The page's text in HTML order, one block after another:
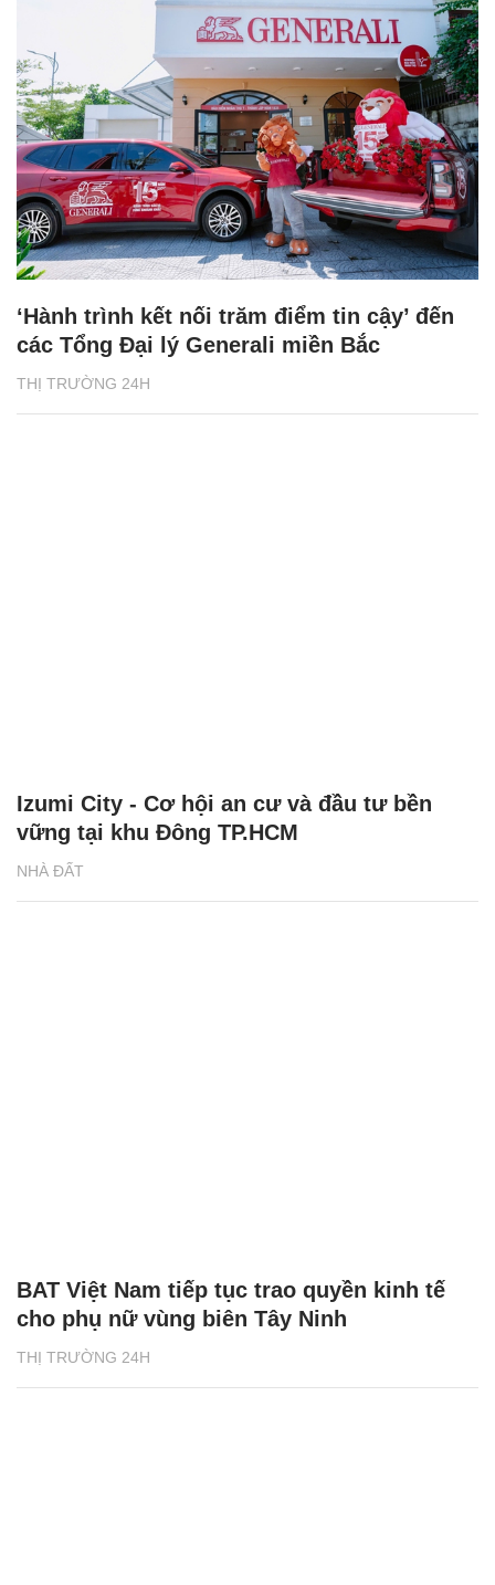
THỊ TRƯỜNG 24H
‘Hành trình kết nối trăm điểm tin cậy’ đến
các Tổng Đại lý Generali miền Bắc
NHÀ ĐẤT
Izumi City - Cơ hội an cư và đầu tư bền
vững tại khu Đông TP.HCM
THỊ TRƯỜNG 24H
BAT Việt Nam tiếp tục trao quyền kinh tế
cho phụ nữ vùng biên Tây Ninh